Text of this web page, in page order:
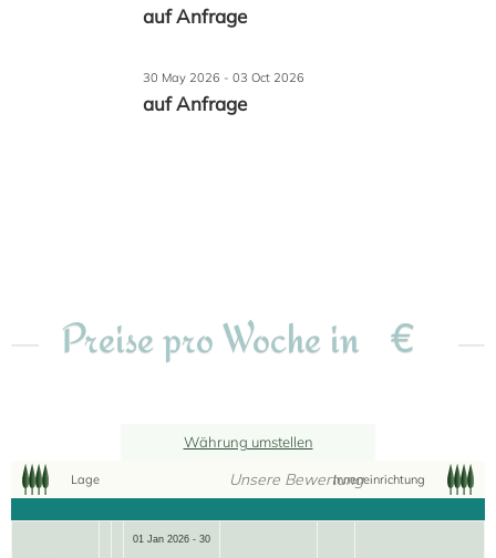
auf Anfrage
30 May 2026 - 03 Oct 2026
auf Anfrage
Preise pro Woche in €
Währung umstellen
Lage Unsere BewertungInneneinrichtung
01 Jan 2026 - 30